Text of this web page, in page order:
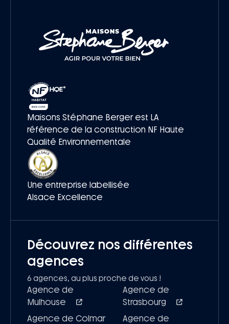
Maisons Stéphane Berger est LA
référence de la construction NF Haute
Qualité Environnementale
Une entreprise labellisée
Alsace Excellence
Découvrez nos différentes
agences
6 agences, au plus proche de vous !
Agence de
Mulhouse
Agence de
Strasbourg
Agence de Colmar
Agence de